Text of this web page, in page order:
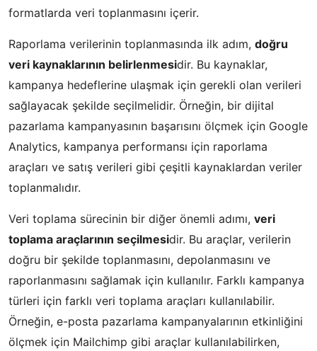
formatlarda veri toplanmasını içerir.
Raporlama verilerinin toplanmasında ilk adım, doğru
veri kaynaklarının belirlenmesidir. Bu kaynaklar,
kampanya hedeflerine ulaşmak için gerekli olan verileri
sağlayacak şekilde seçilmelidir. Örneğin, bir dijital
pazarlama kampanyasının başarısını ölçmek için Google
Analytics, kampanya performansı için raporlama
araçları ve satış verileri gibi çeşitli kaynaklardan veriler
toplanmalıdır.
Veri toplama sürecinin bir diğer önemli adımı, veri
toplama araçlarının seçilmesidir. Bu araçlar, verilerin
doğru bir şekilde toplanmasını, depolanmasını ve
raporlanmasını sağlamak için kullanılır. Farklı kampanya
türleri için farklı veri toplama araçları kullanılabilir.
Örneğin, e-posta pazarlama kampanyalarının etkinliğini
ölçmek için Mailchimp gibi araçlar kullanılabilirken,